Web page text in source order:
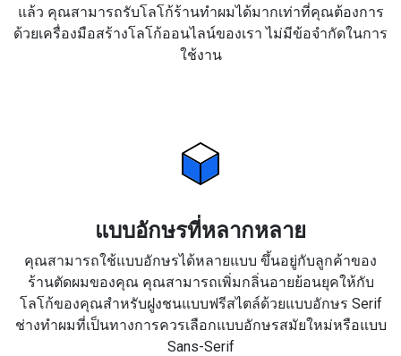
แล้ว คุณสามารถรับโลโก้ร้านทำผมได้มากเท่าที่คุณต้องการ
ด้วยเครื่องมือสร้างโลโก้ออนไลน์ของเรา ไม่มีข้อจำกัดในการ
ใช้งาน
แบบอักษรที่หลากหลาย
คุณสามารถใช้แบบอักษรได้หลายแบบ ขึ้นอยู่กับลูกค้าของ
ร้านตัดผมของคุณ คุณสามารถเพิ่มกลิ่นอายย้อนยุคให้กับ
โลโก้ของคุณสำหรับฝูงชนแบบฟรีสไตล์ด้วยแบบอักษร Serif
ช่างทำผมที่เป็นทางการควรเลือกแบบอักษรสมัยใหม่หรือแบบ
Sans-Serif